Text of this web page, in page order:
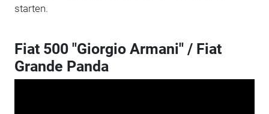
starten.
Fiat 500 "Giorgio Armani" / Fiat
Grande Panda